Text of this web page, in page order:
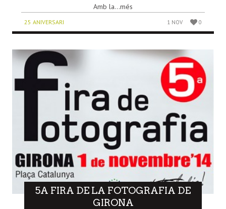
Amb la...més
25 ANIVERSARI 1 NOV 0
5A FIRA DE LA FOTOGRAFIA DE
GIRONA